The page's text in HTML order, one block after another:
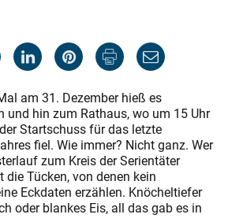
am 31. Dezember hieß es
und hin zum Rathaus, wo um 15 Uhr
Startschuss für das letzte
fiel. Wie immer? Nicht ganz. Wer
zum Kreis der Serientäter
die Tücken, von denen kein
Eckdaten erzählen. Knöcheltiefer
oder blankes Eis, all das gab es in